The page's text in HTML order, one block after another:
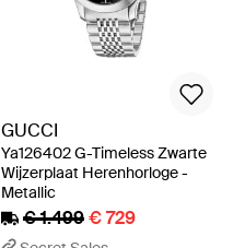
GUCCI
Ya126402 G-Timeless Zwarte
Wijzerplaat Herenhorloge -
Metallic
€ 1.499€ 729